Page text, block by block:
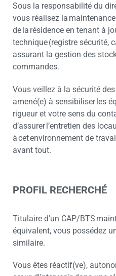
Sous la responsabilité du
vous réalisez la
de la résidence en tenant à
technique (registre sécurité,
assurant la gestion des
commandes.
Vous veillez à la sécurité
amené(e) à sensibiliser les
rigueur et votre sens du
d’assurer l’entretien des
à cet environnement de
avant tout.
PROFIL RECHERCHÉ
Titulaire d'un CAP/BTS
équivalent, vous possédez
similaire.
Vous êtes réactif(ve),